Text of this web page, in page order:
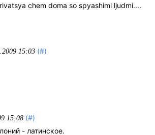
chem doma so spyashimi ljudmi....
15:03 (#)
15:08 (#)
- латинское.